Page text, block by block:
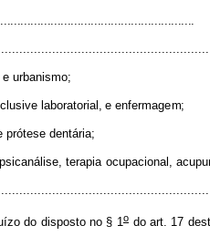
e urbanismo;
clusive laboratorial, e enfermagem;
prótese dentária;
psicanálise, terapia ocupacional, acu
do disposto no § 1o do art. 17